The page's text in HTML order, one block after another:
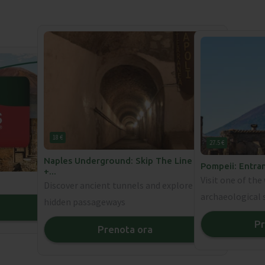
18 €
Naples Underground: Skip The Line Ticket
+...
Prenota ora ❯
27.5 €
Pompeii: